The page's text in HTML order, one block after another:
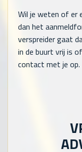
Wil je weten of er
dan het
verspreider gaat
in de buurt vrij is
contact met je op.